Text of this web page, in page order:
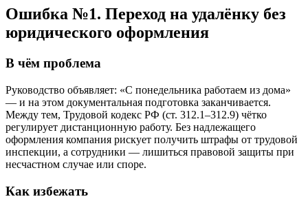
Ошибка №1. Переход на удалёнку без
юридического оформления
В чём проблема
Руководство объявляет: «С понедельника работаем из дома»
— и на этом документальная подготовка заканчивается.
Между тем, Трудовой кодекс РФ (ст. 312.1–312.9) чётко
регулирует дистанционную работу. Без надлежащего
оформления компания рискует получить штрафы от трудовой
инспекции, а сотрудники — лишиться правовой защиты при
несчастном случае или споре.
Как избежать